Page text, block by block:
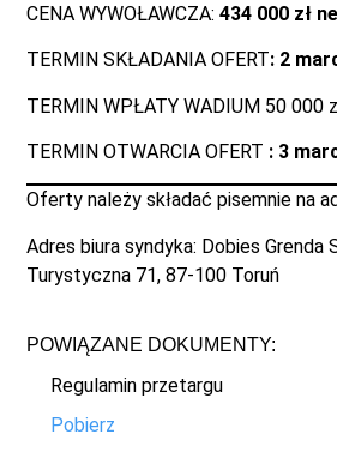
CENA WYWOŁAWCZA: 434 000 zł
TERMIN SKŁADANIA OFERT: 2
TERMIN WPŁATY WADIUM 50 000
TERMIN OTWARCIA OFERT : 3
Oferty należy składać pisemnie na
Adres biura syndyka: Dobies Grenda
Turystyczna 71, 87-100 Toruń
POWIĄZANE DOKUMENTY:
Regulamin przetargu
Pobierz